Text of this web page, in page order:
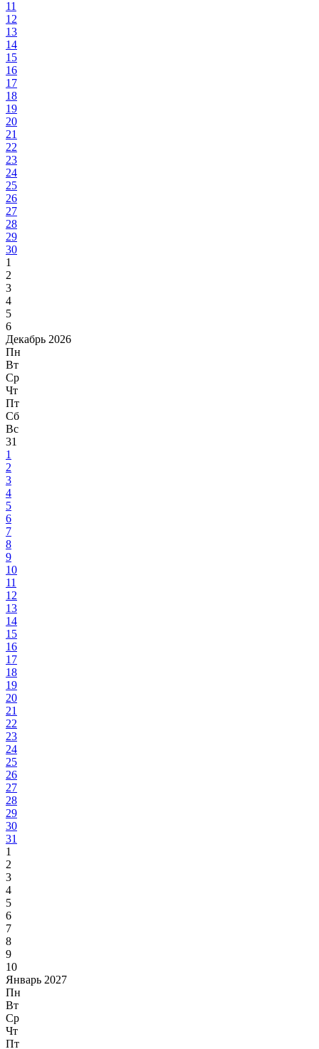
11
12
13
14
15
16
17
18
19
20
21
22
23
24
25
26
27
28
29
30
1
2
3
4
5
6
Декабрь 2026
Пн
Вт
Ср
Чт
Пт
Сб
Вс
31
1
2
3
4
5
6
7
8
9
10
11
12
13
14
15
16
17
18
19
20
21
22
23
24
25
26
27
28
29
30
31
1
2
3
4
5
6
7
8
9
10
Январь 2027
Пн
Вт
Ср
Чт
Пт